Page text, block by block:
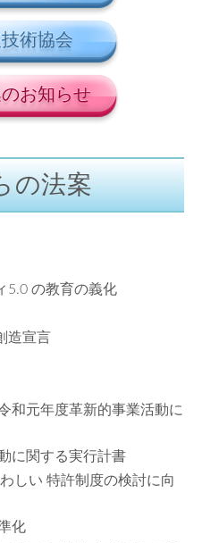
術協会
お知らせ
の法案
5.0 の教育の義化
造宣言
和元年度革新的事業活動に
に関する実行計書
しい 特許制度の検討に向
化